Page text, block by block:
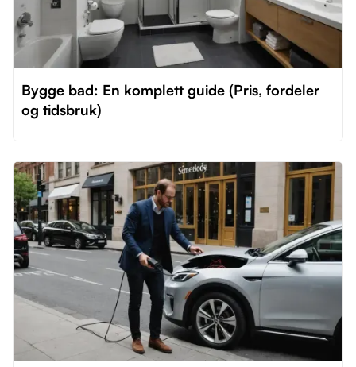
Bygge bad: En komplett guide (Pris, fordeler
og tidsbruk)